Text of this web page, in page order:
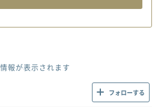
報が表示されます
フォローする